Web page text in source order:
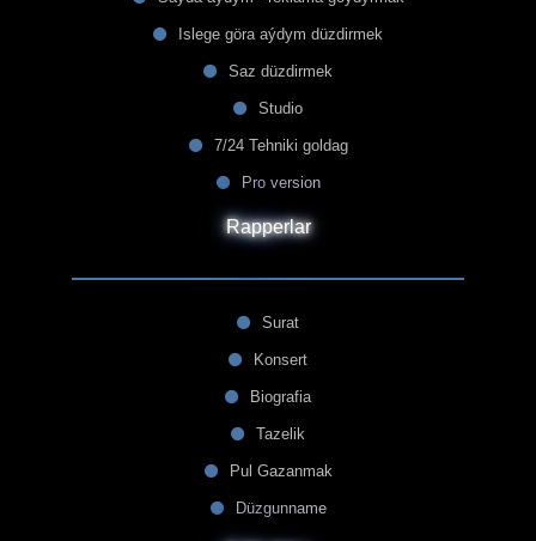
Islege göra aýdym düzdirmek
Saz düzdirmek
Studio
7/24 Tehniki goldag
Pro version
Rapperlar
Surat
Konsert
Biografia
Tazelik
Pul Gazanmak
Düzgunname